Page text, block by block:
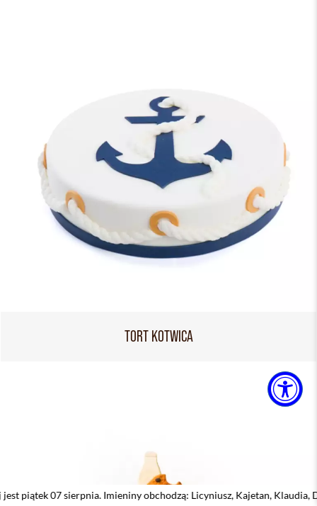
TORT KOTWICA
Imieniny obchodzą: Licyniusz, Kajetan, Klaudia, Dobiemir,